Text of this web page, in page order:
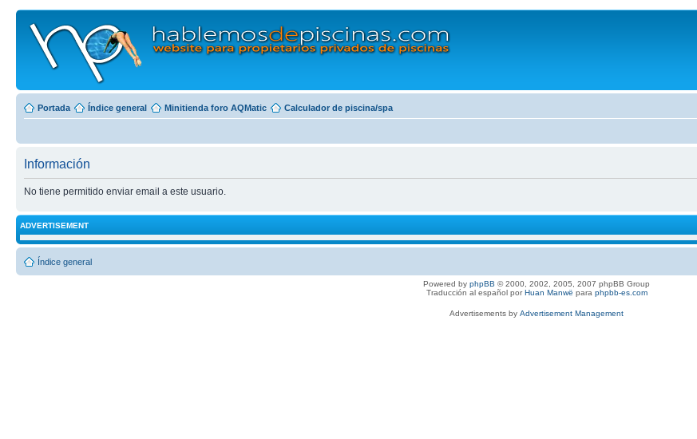
Portada Índice general Minitienda foro AQMatic Calculador de piscina/spa
Información
No tiene permitido enviar email a este usuario.
ADVERTISEMENT
Índice general
Powered by phpBB © 2000, 2002, 2005, 2007 phpBB Group
Traducción al español porHuan Manwë para phpbb-es.com
Advertisements by Advertisement Management